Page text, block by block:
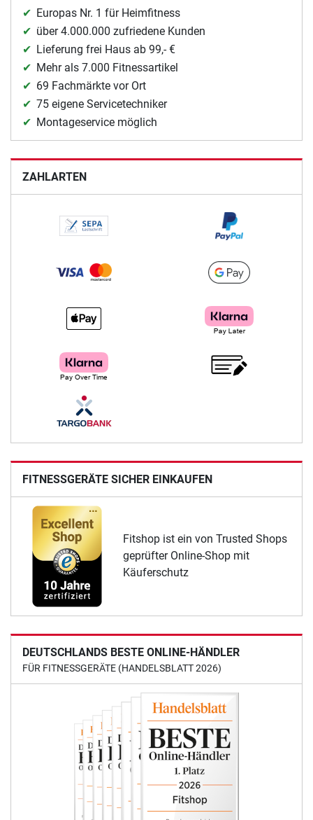
Europas Nr. 1 für Heimfitness
über 4.000.000 zufriedene Kunden
Lieferung frei Haus ab 99,- €
Mehr als 7.000 Fitnessartikel
69 Fachmärkte vor Ort
75 eigene Servicetechniker
Montageservice möglich
ZAHLARTEN
FITNESSGERÄTE SICHER EINKAUFEN
Fitshop ist ein von Trusted Shops
geprüfter Online-Shop mit
Käuferschutz
DEUTSCHLANDS BESTE ONLINE-HÄNDLER
FÜR FITNESSGERÄTE (HANDELSBLATT 2026)